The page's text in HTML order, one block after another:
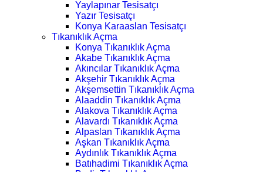
Yaylapınar Tesisatçı
Yazır Tesisatçı
Konya Karaaslan Tesisatçı
Tıkanıklık Açma
Konya Tıkanıklık Açma
Akabe Tıkanıklık Açma
Akıncılar Tıkanıklık Açma
Akşehir Tıkanıklık Açma
Akşemsettin Tıkanıklık Açma
Alaaddin Tıkanıklık Açma
Alakova Tıkanıklık Açma
Alavardı Tıkanıklık Açma
Alpaslan Tıkanıklık Açma
Aşkan Tıkanıklık Açma
Aydınlık Tıkanıklık Açma
Batıhadimi Tıkanıklık Açma